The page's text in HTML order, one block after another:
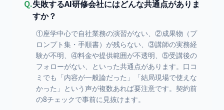
Q.失敗するAI研修会社にはどんな共通点がありま
すか？
①座学中心で自社業務の演習がない、②成果物（プ
ロンプト集・手順書）が残らない、③講師の実務経
験が不明、④料金や提供範囲が不透明、⑤受講後の
フォローがない、といった共通点があります。口コ
ミでも「内容が一般論だった」「結局現場で使えな
かった」という声が複数あれば要注意です。契約前
の8チェックで事前に見抜けます。